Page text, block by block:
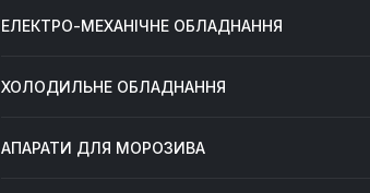
ЕЛЕКТРО-МЕХАНІЧНЕ ОБЛАДНАННЯ
ХОЛОДИЛЬНЕ ОБЛАДНАННЯ
АПАРАТИ ДЛЯ МОРОЗИВА